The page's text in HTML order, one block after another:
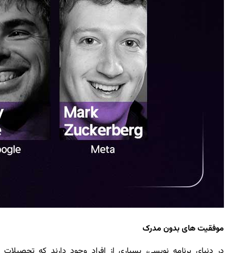
موفقیت های بدون مدرک